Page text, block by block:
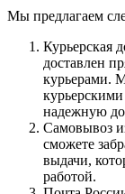
Мы предлагаем
Курьерская
доставлен
курьерами.
надежную
Самовывоз
сможете
выдачи,
работой.